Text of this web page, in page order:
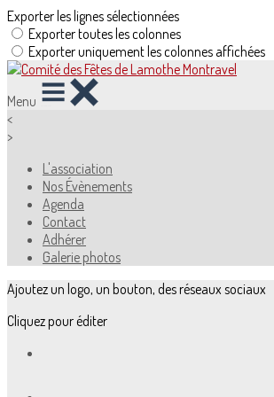
Exporter les lignes sélectionnées
Exporter toutes les colonnes
Exporter uniquement les colonnes affichées
Menu
<
>
L'association
Nos Évènements
Agenda
Contact
Adhérer
Galerie photos
Ajoutez un logo, un bouton, des réseaux sociaux
Cliquez pour éditer